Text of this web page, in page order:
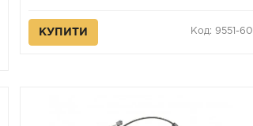
КУПИТИ Код: 9551-60